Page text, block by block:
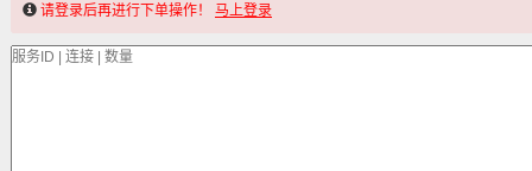
请登录后再进行下单操作！ 马上登录